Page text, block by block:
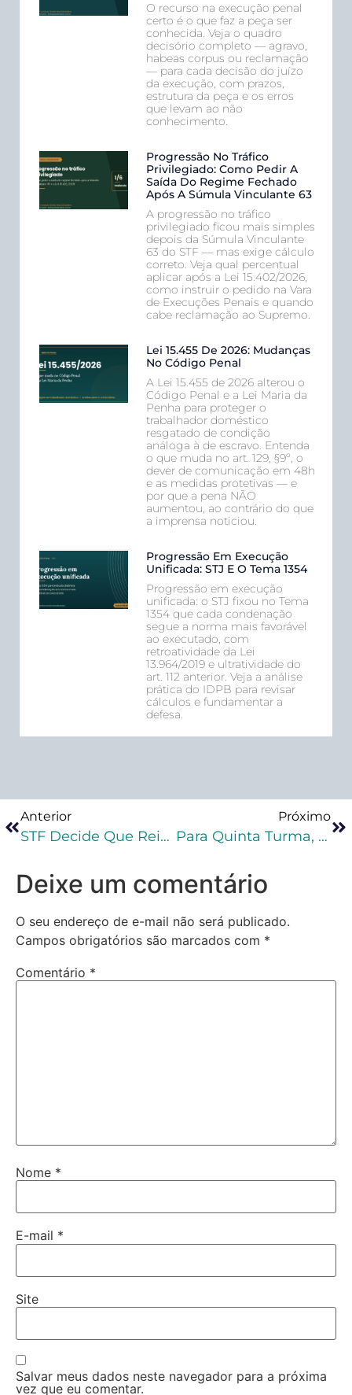
O recurso na execução penal
certo é o que faz a peça ser
conhecida. Veja o quadro
decisório completo — agravo,
habeas corpus ou reclamação
— para cada decisão do juízo
da execução, com prazos,
estrutura da peça e os erros
que levam ao não
conhecimento.
Progressão No Tráfico
Privilegiado: Como Pedir A
Saída Do Regime Fechado
Após A Súmula Vinculante 63
A progressão no tráfico
privilegiado ficou mais simples
depois da Súmula Vinculante
63 do STF — mas exige cálculo
correto. Veja qual percentual
aplicar após a Lei 15.402/2026,
como instruir o pedido na Vara
de Execuções Penais e quando
cabe reclamação ao Supremo.
Lei 15.455 De 2026: Mudanças
No Código Penal
A Lei 15.455 de 2026 alterou o
Código Penal e a Lei Maria da
Penha para proteger o
trabalhador doméstico
resgatado de condição
análoga à de escravo. Entenda
o que muda no art. 129, §9º, o
dever de comunicação em 48h
e as medidas protetivas — e
por que a pena NÃO
aumentou, ao contrário do que
a imprensa noticiou.
Progressão Em Execução
Unificada: STJ E O Tema 1354
Progressão em execução
unificada: o STJ fixou no Tema
1354 que cada condenação
segue a norma mais favorável
ao executado, com
retroatividade da Lei
13.964/2019 e ultratividade do
art. 112 anterior. Veja a análise
prática do IDPB para revisar
cálculos e fundamentar a
defesa.
Anterior
STF Decide Que Reincidência Não Impede Prisão Domiciliar
Próximo
Para Quinta Turma, Introdução De Chip De Celular Em Presídio Não Caracteriza Crime
Deixe um comentário
O seu endereço de e-mail não será publicado.
Campos obrigatórios são marcados com *
Comentário *
Nome *
E-mail *
Site
Salvar meus dados neste navegador para a próxima
vez que eu comentar.